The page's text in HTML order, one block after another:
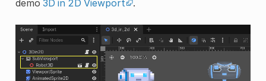
demo 3D in 2D Viewport .